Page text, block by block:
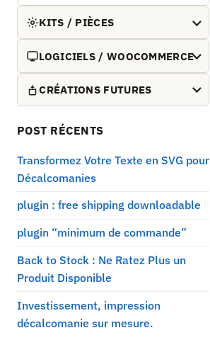
KITS / PIÈCES
LOGICIELS / WOOCOMMERCE
CRÉATIONS FUTURES
POST RÉCENTS
Transformez Votre Texte en SVG pour
Décalcomanies
plugin : free shipping downloadable
plugin “minimum de commande”
Back to Stock : Ne Ratez Plus un
Produit Disponible
Investissement, impression
décalcomanie sur mesure.